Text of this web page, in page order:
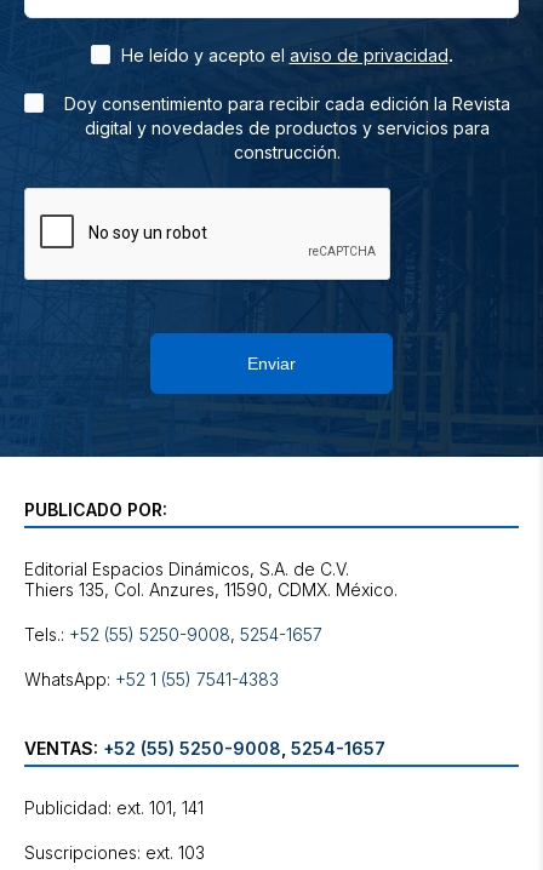
He leído y acepto el aviso de privacidad.
Doy consentimiento para recibir cada edición la Revista
digital y novedades de productos y servicios para
construcción.
Enviar
PUBLICADO POR:
Editorial Espacios Dinámicos, S.A. de C.V.
Tels.: +52 (55) 5250-9008, 5254-1657
WhatsApp: +52 1 (55) 7541-4383
VENTAS: +52 (55) 5250-9008 5254-1657
Publicidad: ext. 101, 141
Suscripciones: ext. 103